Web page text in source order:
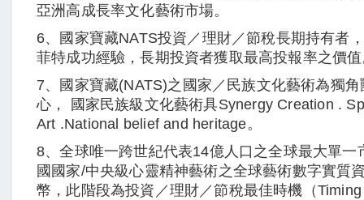
亞洲高成長率文化藝術市場。
6、國家寶藏NATS投資／理財／節稅長期持有者
菲特成功經驗，長期投資者獲取最高投報率之價
7、國家寶藏(NATS)之國家／民族文化藝術為獨
心， 國家民族級文化藝術具Synergy Creation .
Art .National belief and heritage。
8、全球唯一跨世紀代表14億人口之全球最大單一
國國家/中央級心靈精神藝術之全球藝術數字實質
幣，此階段為投資／理財／節稅最佳時機（